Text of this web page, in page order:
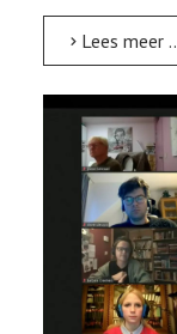
Lees meer